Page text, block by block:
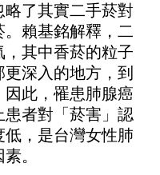
了其實二手菸對
賴基銘解釋，二
其中香菸的粒子
深入的地方，到
此，罹患肺腺癌
患者對「菸害」認
，是台灣女性肺
。